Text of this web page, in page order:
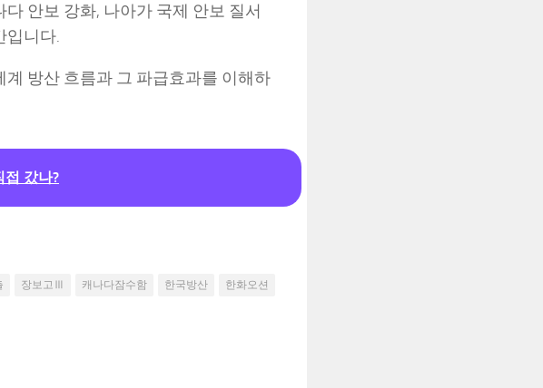
안보 강화, 나아가 국제 안보 질서
입니다.
방산 흐름과 그 파급효과를 이해하
접 갔나?
장보고Ⅲ 캐나다잠수함 한국방산
한화오션